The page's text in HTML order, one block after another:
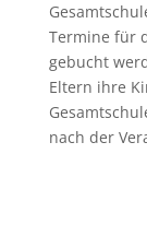
Termine für
gebucht
Eltern ihre
nach der